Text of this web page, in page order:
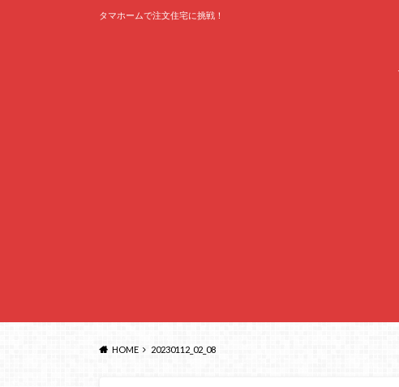
タマホームで注文住宅に挑戦！
HOME 20230112_02_08